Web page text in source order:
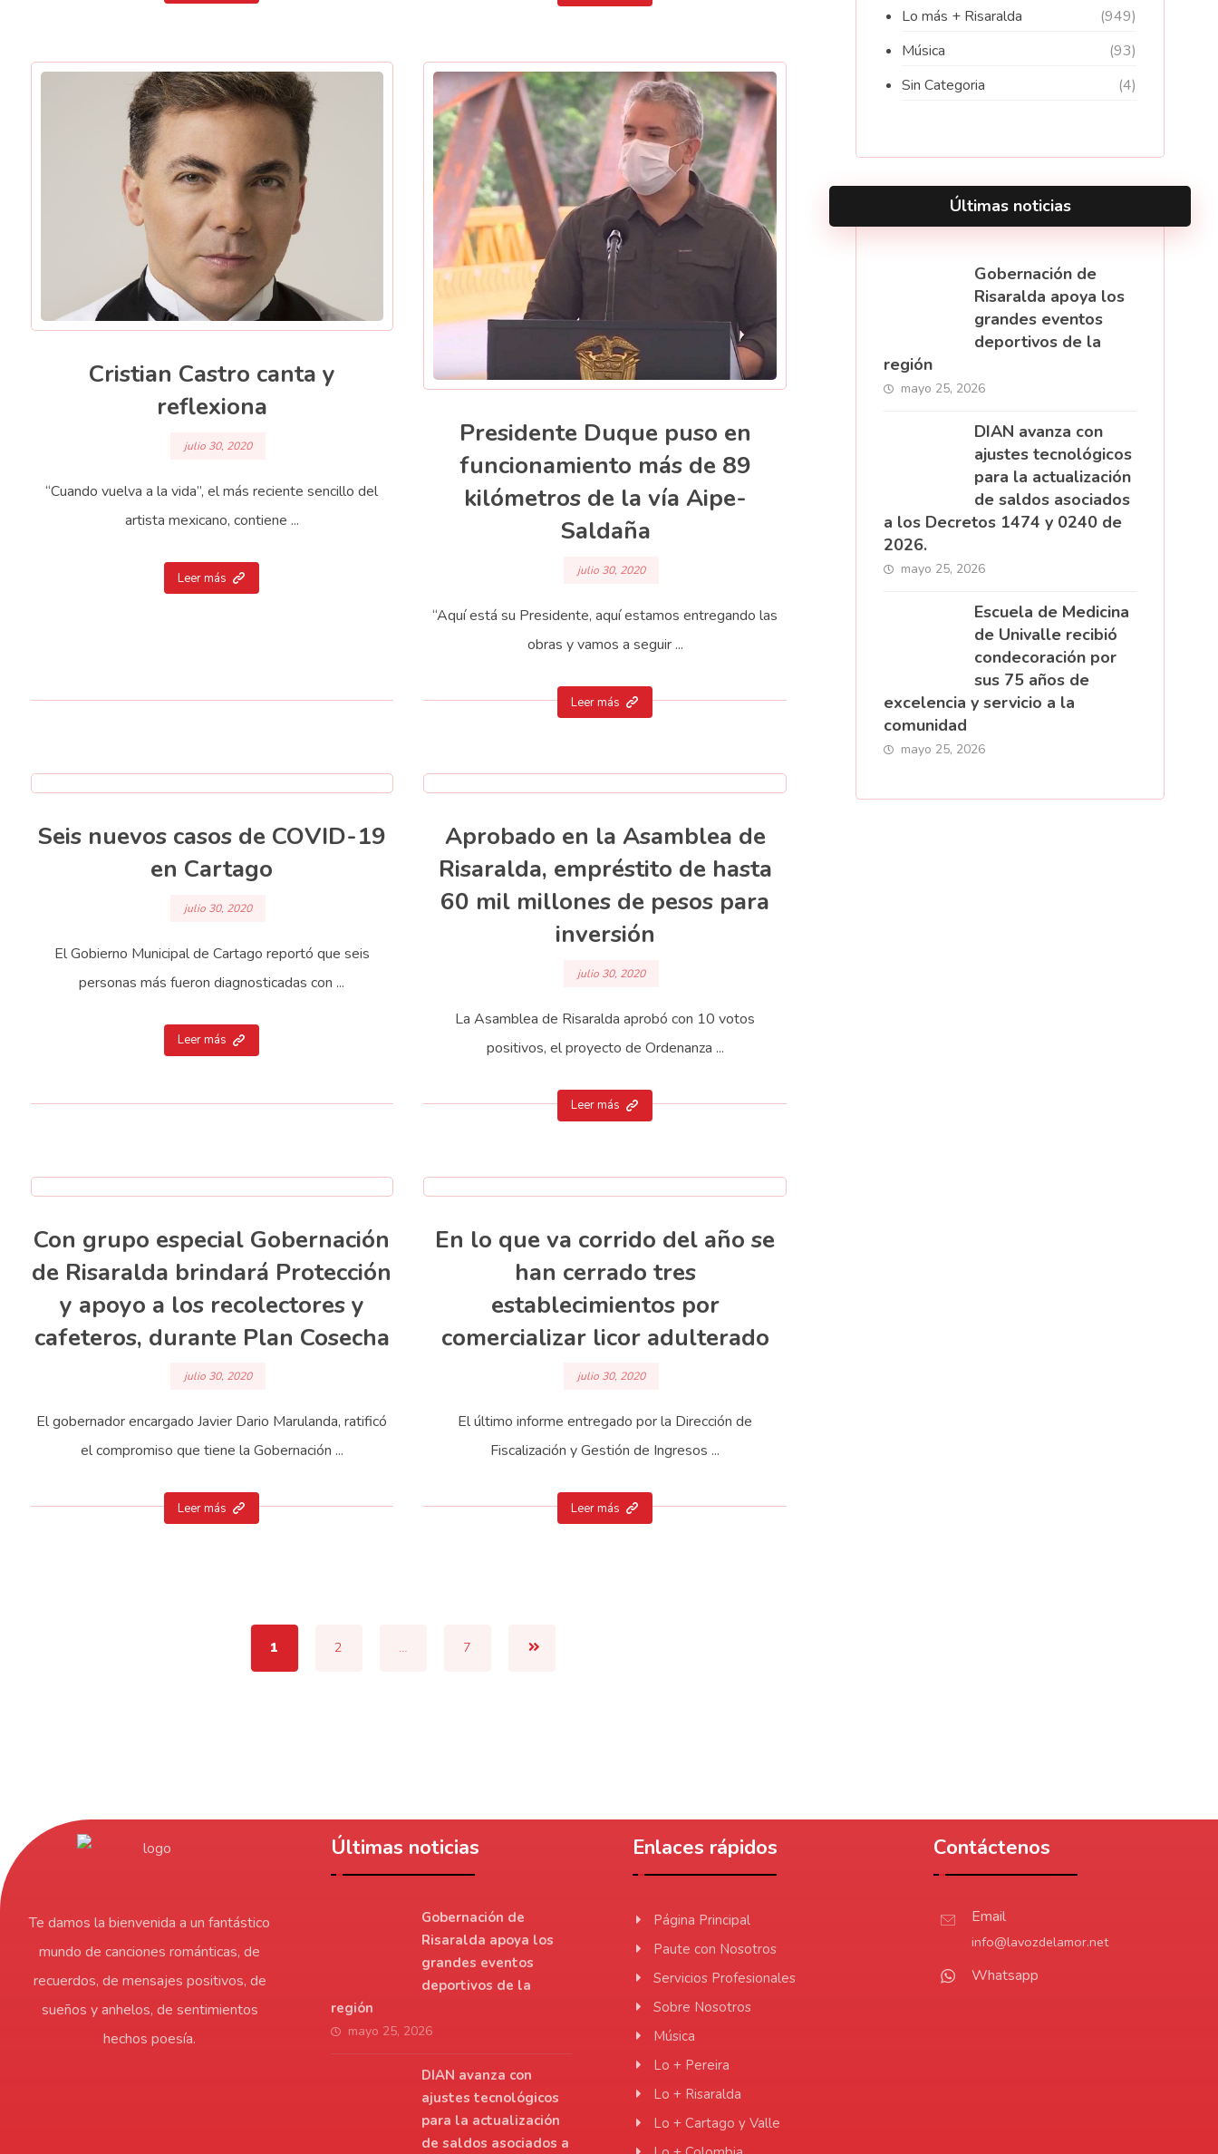
Cristian Castro canta y
reflexiona
julio 30, 2020
“Cuando vuelva a la vida”, el más reciente sencillo del
artista mexicano, contiene ...
Leer más
Presidente Duque puso en
funcionamiento más de 89
kilómetros de la vía Aipe-
Saldaña
julio 30, 2020
“Aquí está su Presidente, aquí estamos entregando las
obras y vamos a seguir ...
Leer más
Seis nuevos casos de COVID-19
en Cartago
julio 30, 2020
El Gobierno Municipal de Cartago reportó que seis
personas más fueron diagnosticadas con ...
Leer más
Aprobado en la Asamblea de
Risaralda, empréstito de hasta
60 mil millones de pesos para
inversión
julio 30, 2020
La Asamblea de Risaralda aprobó con 10 votos
positivos, el proyecto de Ordenanza ...
Leer más
Con grupo especial Gobernación
de Risaralda brindará Protección
y apoyo a los recolectores y
cafeteros, durante Plan Cosecha
julio 30, 2020
El gobernador encargado Javier Dario Marulanda, ratificó
el compromiso que tiene la Gobernación ...
Leer más
En lo que va corrido del año se
han cerrado tres
establecimientos por
comercializar licor adulterado
julio 30, 2020
El último informe entregado por la Dirección de
Fiscalización y Gestión de Ingresos ...
Leer más
1 2 … 7
Lo más + Risaralda
(949)
Música
(93)
Sin Categoria
(4)
Últimas noticias
Gobernación de
Risaralda apoya los
grandes eventos
deportivos de la
región
mayo 25, 2026
DIAN avanza con
ajustes tecnológicos
para la actualización
de saldos asociados
a los Decretos 1474 y 0240 de
2026.
mayo 25, 2026
Escuela de Medicina
de Univalle recibió
condecoración por
sus 75 años de
excelencia y servicio a la
comunidad
mayo 25, 2026
Te damos la bienvenida a un fantástico
mundo de canciones románticas, de
recuerdos, de mensajes positivos, de
sueños y anhelos, de sentimientos
hechos poesía.
Últimas noticias
Gobernación de
Risaralda apoya los
grandes eventos
deportivos de la
región
mayo 25, 2026
DIAN avanza con
ajustes tecnológicos
para la actualización
de saldos asociados a
Enlaces rápidos
Página Principal
Paute con Nosotros
Servicios Profesionales
Sobre Nosotros
Música
Lo + Pereira
Lo + Risaralda
Lo + Cartago y Valle
Contáctenos
Email
info@lavozdelamor.net
Whatsapp